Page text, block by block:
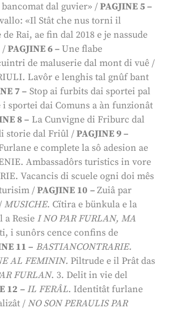
dal guvier» / PAGJINE 5 –
«Il Stât che nus torni il
Rai, ae fin dal 2018 e je nassude
/ PAGJINE 6 – Une flabe
de maluserie dal mont di vuê /
Lavôr e lenghis tal gnûf bant
7 – Stop ai furbits dai sportei pal
i sportei dai Comuns a àn funzionât
8 – La Cunvigne di Friburc dal
storie dal Friûl / PAGJINE 9 –
e complete la sô adesion ae
Ambassadôrs turistics in vore
Vacancis di scuele ogni doi mês
/ PAGJINE 10 – Zuiâ par
MUSICHE. Cïtira e bünkula e la
a Resie I NO PAR FURLAN, MA
i sunôrs cence confins de
11 – BASTIANCONTRARIE.
AL FEMININ. Piltrude e il Prât das
FURLAN. 3. Delit in vie del
12 – IL FERÂL. Identitât furlane
/ NO SON PERAULIS PAR